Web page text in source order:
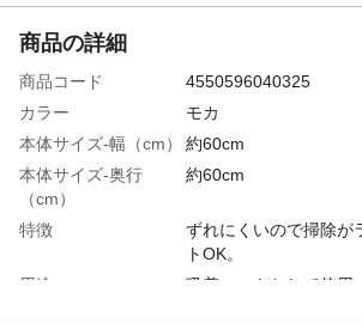
商品の詳細
商品コード
4550596040325
カラー
モカ
本体サイズ-幅（cm）
約60cm
本体サイズ-奥行
（cm）
約60cm
特徴
ずれにくいので掃除が
トOK。
用途
吸着マットとして使用